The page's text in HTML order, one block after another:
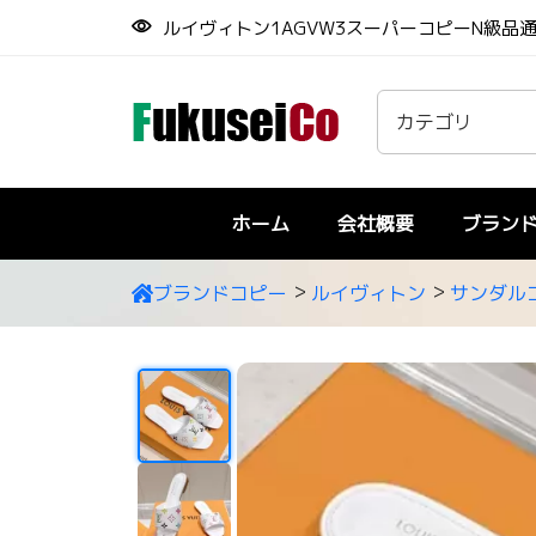
ルイヴィトン1AGVW3スーパーコピーN級品
ホーム 会社概要 ブラン
ブランドコピー ルイヴィトン サンダル